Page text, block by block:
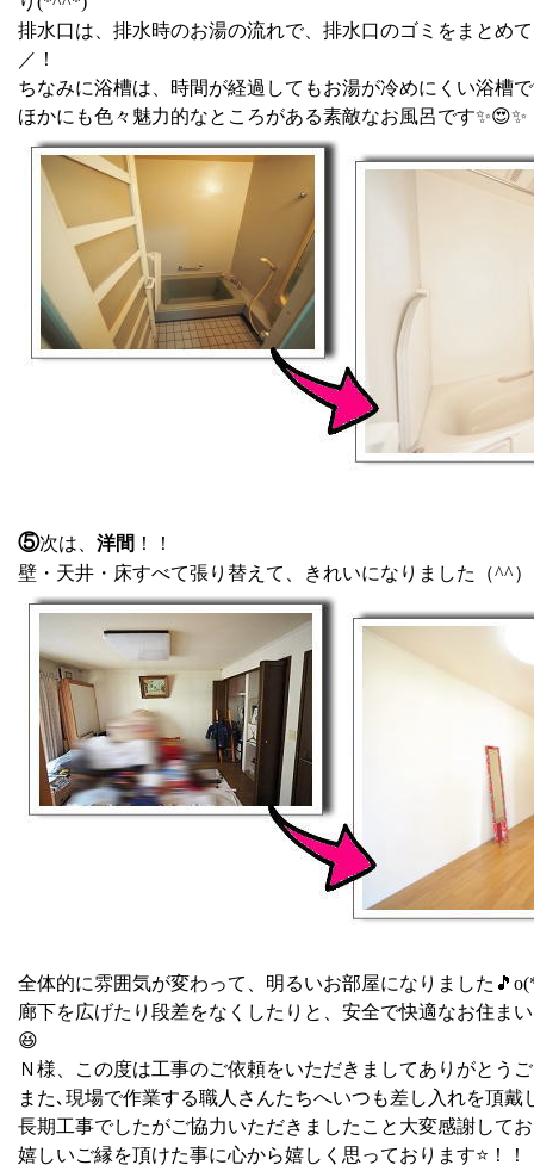
排水口は、排水時のお湯の流れで、排水口のゴミをまと
／！
ちなみに浴槽は、時間が経過してもお湯が冷めにくい浴槽
ほかにも色々魅力的なところがある素敵なお風呂です✨😍✨
⑤次は、 洋間 ！！
壁・天井・床すべて張り替えて、きれいになりました（^^
全体的に雰囲気が変わって、明るいお部屋になりました
廊下を広げたり段差をなくしたりと、安全で快適なお住ま
😆
Ｎ様、この度は工事のご依頼をいただきましてありがとう
また､現場で作業する職人さんたちへいつも差し入れを頂
長期工事でしたがご協力いただきましたこと大変感謝してお
嬉しいご縁を頂けた事に心から嬉しく思っております⭐！！